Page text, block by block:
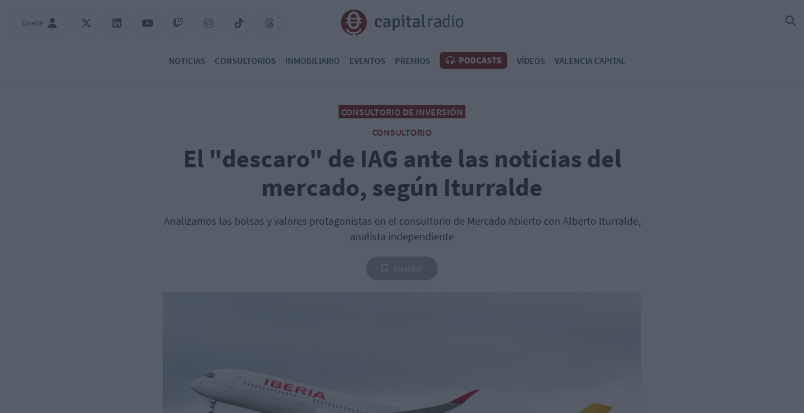
Únete
NOTICIAS CONSULTORIOS INMOBILIARIO EVENTOS PREMIOS PODCASTS VÍDEOS VALENCIA CAPITAL
CONSULTORIO DE INVERSIÓN
CONSULTORIO
El "descaro" de IAG ante las noticias del
mercado, según Iturralde
Analizamos las bolsas y valores protagonistas en el consultorio de Mercado Abierto con Alberto Iturralde,
analista independiente